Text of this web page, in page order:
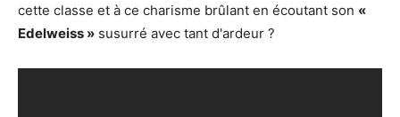
cette classe et à ce charisme brûlant en écoutant son «
Edelweiss » susurré avec tant d'ardeur ?